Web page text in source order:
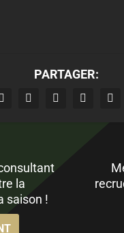
PARTAGER:
la
saison !